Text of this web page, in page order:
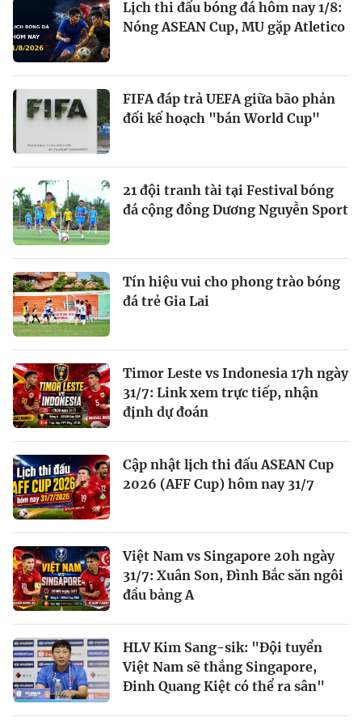
Lịch thi đấu bóng đá hôm nay 1/8:
Nóng ASEAN Cup, MU gặp Atletico
FIFA đáp trả UEFA giữa bão phản
đối kế hoạch "bán World Cup"
21 đội tranh tài tại Festival bóng
đá cộng đồng Dương Nguyễn Sport
Tín hiệu vui cho phong trào bóng
đá trẻ Gia Lai
Timor Leste vs Indonesia 17h ngày
31/7: Link xem trực tiếp, nhận
định dự đoán
Cập nhật lịch thi đấu ASEAN Cup
2026 (AFF Cup) hôm nay 31/7
Việt Nam vs Singapore 20h ngày
31/7: Xuân Son, Đình Bắc săn ngôi
đầu bảng A
HLV Kim Sang-sik: "Đội tuyển
Việt Nam sẽ thắng Singapore,
Đinh Quang Kiệt có thể ra sân"